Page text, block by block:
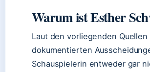
Warum ist Esther
Laut den vorliegenden
dokumentierten
Schauspielerin entweder gar